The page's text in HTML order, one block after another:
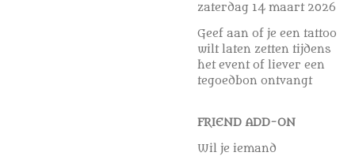
zaterdag 14 maart 2026
Geef aan of je een tattoo
wilt laten zetten tijdens
het event of liever een
tegoedbon ontvangt
FRIEND ADD-ON
Wil je iemand